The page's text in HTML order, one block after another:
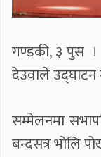
गण्डकी, ३ पुस ।
देउवाले उद्घाटन
सम्मेलनमा
बन्दसत्र भोलि